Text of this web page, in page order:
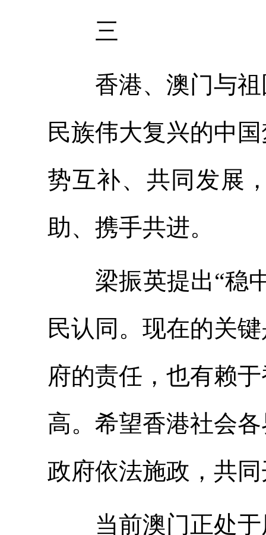
三
香港、澳门与祖
民族伟大复兴的中
势互补、共同发展
助、携手共进。
梁振英提出“稳中
民认同。现在的关
府的责任，也有赖
高。希望香港社会
政府依法施政，共
当前澳门正处于